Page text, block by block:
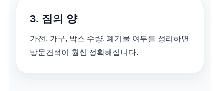
3. 짐의 양
가전, 가구, 박스 수량, 폐기물 여부를 정리하면
방문견적이 훨씬 정확해집니다.